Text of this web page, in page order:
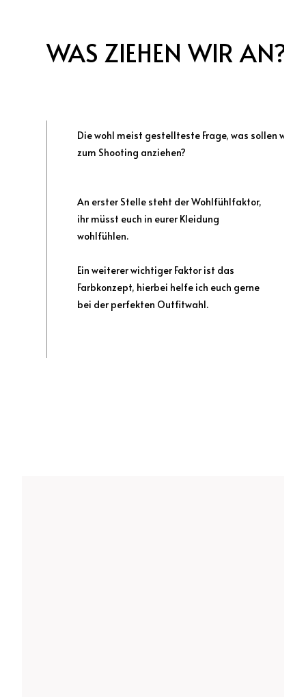
WAS ZIEHEN WIR AN?
Die wohl meist gestellteste Frage, was sollen wir
zum Shooting anziehen?
An erster Stelle steht der Wohlfühlfaktor,
ihr müsst euch in eurer Kleidung
wohlfühlen.
Ein weiterer wichtiger Faktor ist das
Farbkonzept, hierbei helfe ich euch gerne
bei der perfekten Outfitwahl.